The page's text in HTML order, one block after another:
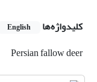
کلیدواژه‌ها
English
Persian fallow deer